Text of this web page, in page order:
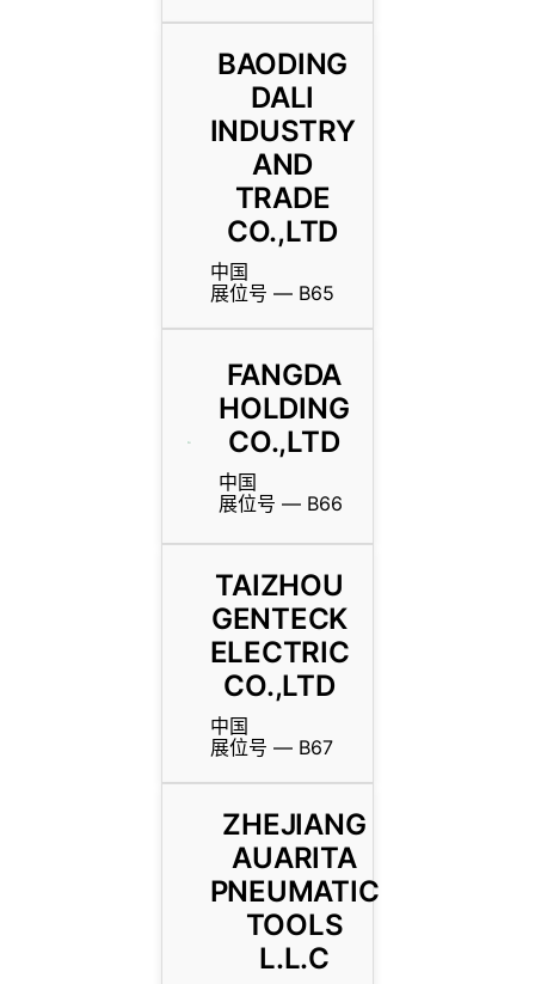
BAODING
DALI
INDUSTRY
AND
TRADE
CO.,LTD
中国
展位号 — B65
FANGDA
HOLDING
CO.,LTD
中国
展位号 — B66
TAIZHOU
GENTECK
ELECTRIC
CO.,LTD
中国
展位号 — B67
ZHEJIANG
AUARITA
PNEUMATIC
TOOLS
L.L.C